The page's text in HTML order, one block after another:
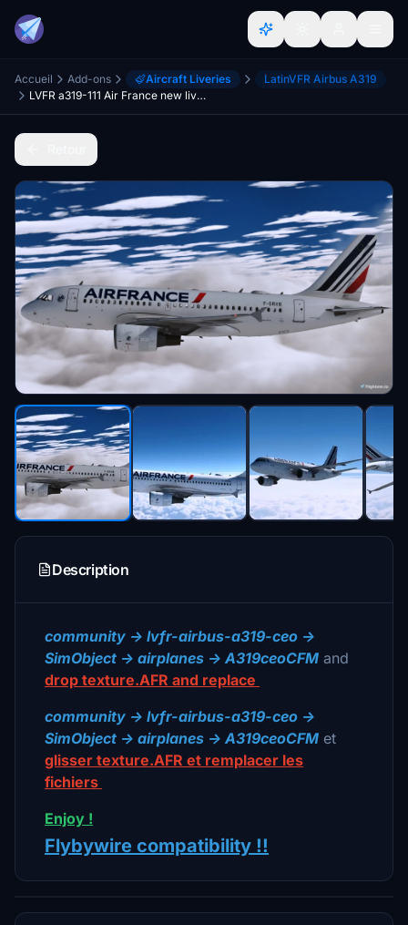
Accueil Add-ons Aircraft Liveries
LatinVFR Airbus A319
LVFR a319-111 Air France new livery FBW compatibility
Description
community -> lvfr-airbus-a319-ceo ->
SimObject -> airplanes -> A319ceoCFM and
drop texture.AFR and replace
community -> lvfr-airbus-a319-ceo ->
SimObject -> airplanes -> A319ceoCFM et
glisser texture.AFR et remplacer les
fichiers
Enjoy !
Flybywire compatibility !!